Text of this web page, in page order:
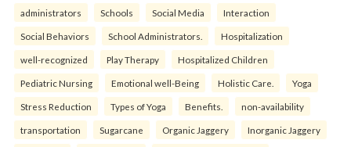
administrators Schools Social Media Interaction
Social Behaviors School Administrators. Hospitalization
well-recognized Play Therapy Hospitalized Children
Pediatric Nursing Emotional well-Being Holistic Care. Yoga
Stress Reduction Types of Yoga Benefits. non-availability
transportation Sugarcane Organic Jaggery Inorganic Jaggery